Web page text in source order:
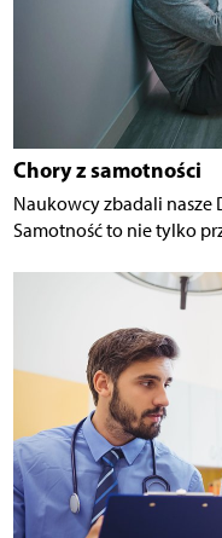
Chory z samotności
Naukowcy zbadali nasze
Samotność to nie tylko